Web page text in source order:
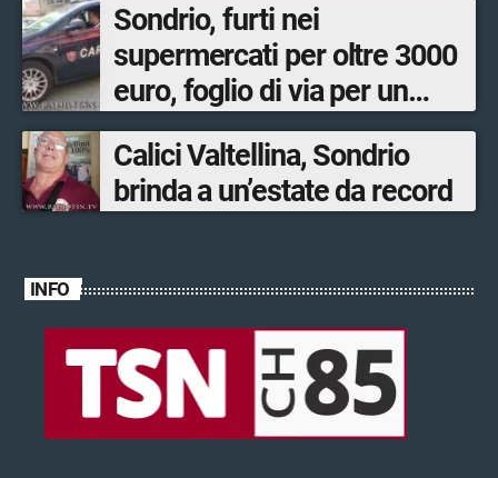
Sondrio, furti nei
supermercati per oltre 3000
euro, foglio di via per un
ventinovenne
Calici Valtellina, Sondrio
brinda a un’estate da record
INFO